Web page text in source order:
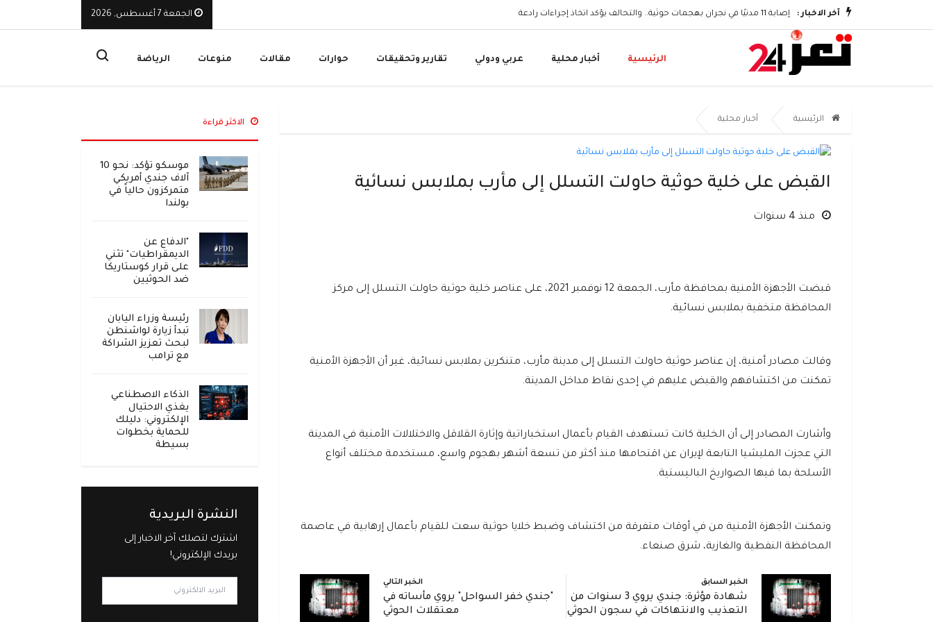
آخر الاخبار : إصابة 11 مدنيًا في نجران بهجمات حوثية.. والتحالف يؤكد اتخاذ إجراءات رادعة البنك المركزي اليمني يوقف تراخيص ثلاث منشآت صرافة ويأمر بإغلاق مقراتها
الجمعة 7 أغسطس, 2026
الرئيسية أخبار محلية عربي ودولي تقارير وتحقيقات حوارات مقالات منوعات الرياضة
الرئيسية أخبار محلية
القبض على خلية حوثية حاولت التسلل إلى مأرب بملابس نسائية
منذ 4 سنوات
قبضت الأجهزة الأمنية بمحافظة مأرب، الجمعة 12 نوفمبر 2021، على عناصر خلية حوثية حاولت التسلل إلى مركز
المحافظة متخفية بملابس نسائية.
وقالت مصادر أمنية، إن عناصر حوثية حاولت التسلل إلى مدينة مأرب، متنكرين بملابس نسائية، غير أن الأجهزة الأمنية
تمكنت من اكتشافهم والقبض عليهم في إحدى نقاط مداخل المدينة.
وأشارت المصادر إلى أن الخلية كانت تستهدف القيام بأعمال استخباراتية وإثارة القلاقل والاختلالات الأمنية في المدينة
التي عجزت المليشيا التابعة لإيران عن اقتحامها منذ أكثر من تسعة أشهر بهجوم واسع، مستخدمة مختلف أنواع
الأسلحة بما فيها الصواريخ الباليستية.
وتمكنت الأجهزة الأمنية من في أوقات متفرقة من اكتشاف وضبط خلايا حوثية سعت للقيام بأعمال إرهابية في عاصمة
المحافظة النفطية والغازية، شرق صنعاء.
الخبر السابق
شهادة مؤثرة: جندي يروي 3 سنوات من
التعذيب والانتهاكات في سجون الحوثي
الخبر التالي
"جندي خفر السواحل" يروي مأساته في
معتقلات الحوثي
الاكثر قراءة
موسكو تؤكد: نحو 10
آلاف جندي أمريكي
متمركزون حالياً في
بولندا
"الدفاع عن
الديمقراطيات" تثني
على قرار كوستاريكا
ضد الحوثيين
رئيسة وزراء اليابان
تبدأ زيارة لواشنطن
لبحث تعزيز الشراكة
مع ترامب
الذكاء الاصطناعي
يغذي الاحتيال
الإلكتروني: دليلك
للحماية بخطوات
بسيطة
النشرة البريدية
اشترك لتصلك آخر الاخبار إلى
بريدك الإلكتروني!